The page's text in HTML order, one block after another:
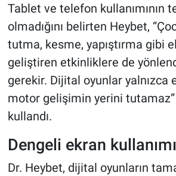
Tablet ve telefon kullanımının
olmadığını belirten Heybet,
tutma, kesme, yapıştırma gibi
geliştiren etkinliklere de
gerekir. Dijital oyunlar yalnızca
motor gelişimin yerini
kullandı.
Dengeli ekran
Dr. Heybet, dijital oyunların